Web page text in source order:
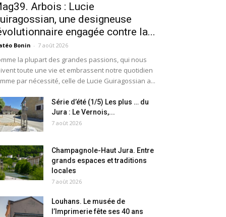
Arbois : Lucie
une designeuse
engagée contre la...
Bonin - 7 août 2026
la plupart des grandes passions, qui nous
toute une vie et embrassent notre quotidien
par nécessité, celle de Lucie Guiragossian a...
Série d’été (1/5) Les plus … du
Jura : Le Vernois,...
7 août 2026
Champagnole-Haut Jura. Entre
grands espaces et traditions
locales
7 août 2026
Louhans. Le musée de
l’Imprimerie fête ses 40 ans